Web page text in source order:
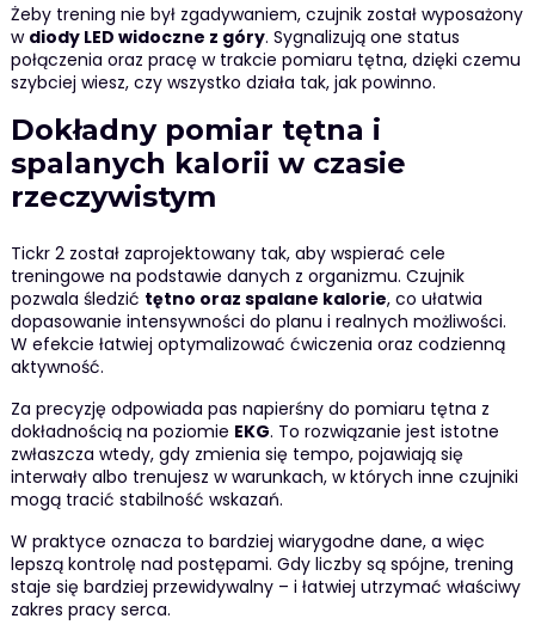
Żeby trening nie był zgadywaniem, czujnik został wyposażony
w diody LED widoczne z góry. Sygnalizują one status
połączenia oraz pracę w trakcie pomiaru tętna, dzięki czemu
szybciej wiesz, czy wszystko działa tak, jak powinno.
Dokładny pomiar tętna i
spalanych kalorii w czasie
rzeczywistym
Tickr 2 został zaprojektowany tak, aby wspierać cele
treningowe na podstawie danych z organizmu. Czujnik
pozwala śledzić tętno oraz spalane kalorie, co ułatwia
dopasowanie intensywności do planu i realnych możliwości.
W efekcie łatwiej optymalizować ćwiczenia oraz codzienną
aktywność.
Za precyzję odpowiada pas napierśny do pomiaru tętna z
dokładnością na poziomie EKG. To rozwiązanie jest istotne
zwłaszcza wtedy, gdy zmienia się tempo, pojawiają się
interwały albo trenujesz w warunkach, w których inne czujniki
mogą tracić stabilność wskazań.
W praktyce oznacza to bardziej wiarygodne dane, a więc
lepszą kontrolę nad postępami. Gdy liczby są spójne, trening
staje się bardziej przewidywalny – i łatwiej utrzymać właściwy
zakres pracy serca.